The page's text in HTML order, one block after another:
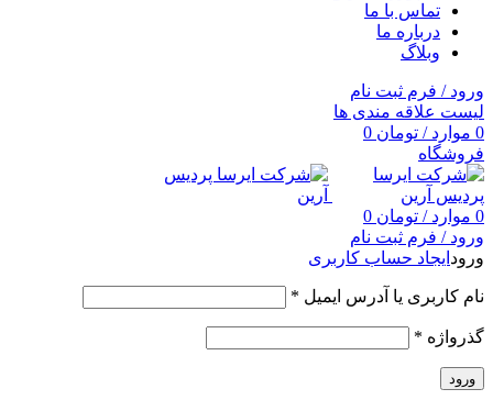
تماس با ما
درباره ما
وبلاگ
ورود / فرم ثبت نام
لیست علاقه مندی ها
0 موارد / تومان
فروشگاه
0 موارد / تومان
ورود / فرم ثبت نام
ورود ایجاد حساب کاربری
نام کاربری یا آدرس ایمیل *
گذرواژه *
ورود